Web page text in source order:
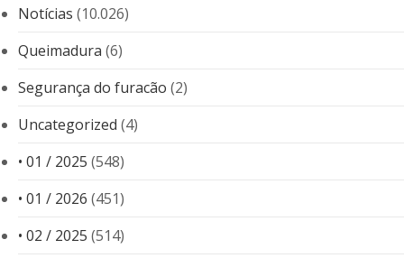
Notícias (10.026)
Queimadura (6)
Segurança do furacão (2)
Uncategorized (4)
• 01 / 2025 (548)
• 01 / 2026 (451)
• 02 / 2025 (514)